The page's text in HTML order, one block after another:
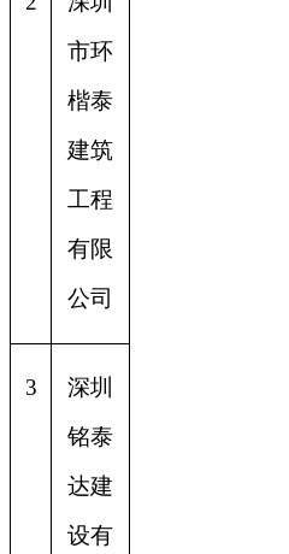
市环
楷泰
建筑
工程
有限
公司
3
深圳
铭泰
达建
设有